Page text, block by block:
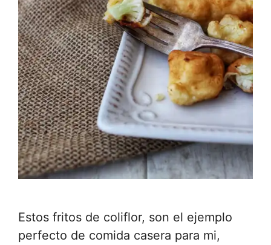
Estos fritos de coliflor, son el ejemplo
perfecto de comida casera para mi,